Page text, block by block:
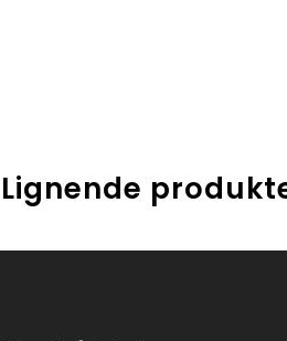
Lignende